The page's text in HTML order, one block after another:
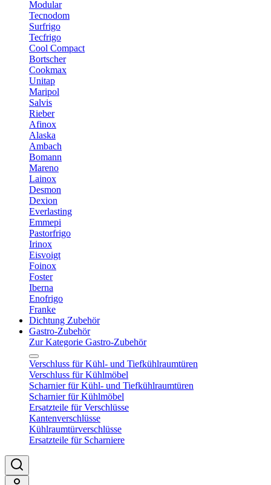
Modular
Tecnodom
Surfrigo
Tecfrigo
Cool Compact
Bortscher
Cookmax
Unitap
Maripol
Salvis
Rieber
Afinox
Alaska
Ambach
Bomann
Mareno
Lainox
Desmon
Dexion
Everlasting
Emmepi
Pastorfrigo
Irinox
Eisvoigt
Foinox
Foster
Iberna
Enofrigo
Franke
Dichtung Zubehör
Gastro-Zubehör
Zur Kategorie Gastro-Zubehör
Verschluss für Kühl- und Tiefkühlraumtüren
Verschluss für Kühlmöbel
Scharnier für Kühl- und Tiefkühlraumtüren
Scharnier für Kühlmöbel
Ersatzteile für Verschlüsse
Kantenverschlüsse
Kühlraumtürverschlüsse
Ersatzteile für Scharniere